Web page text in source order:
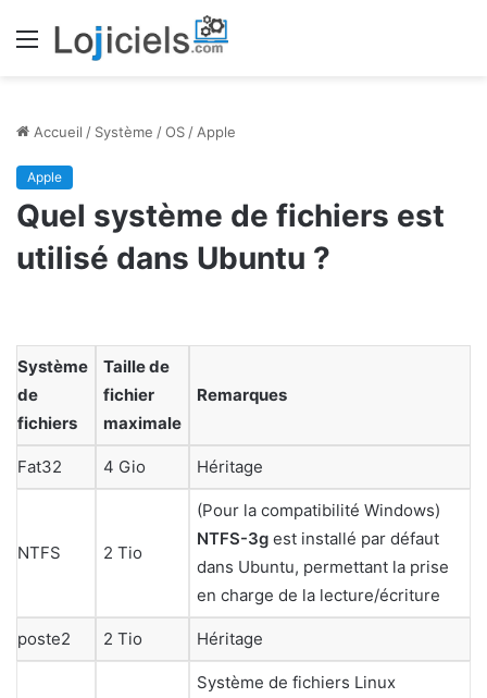
Menu
Accueil / Système /OS / Apple
Apple
Quel système de fichiers est
utilisé dans Ubuntu ?
Système
de
fichiers
Taille de
fichier
maximale
Remarques
Fat32 4 Gio Héritage
NTFS 2 Tio
(Pour la compatibilité Windows)
NTFS-3g est installé par défaut
dans Ubuntu, permettant la prise
en charge de la lecture/écriture
poste2 2 Tio Héritage
Système de fichiers Linux